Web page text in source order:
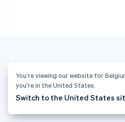
Plus d'articles
Autres articles sur la
English
Espagne
EspañolEnglish
English
You’re viewing our website for
you’re in the United States.
Switch to the United States